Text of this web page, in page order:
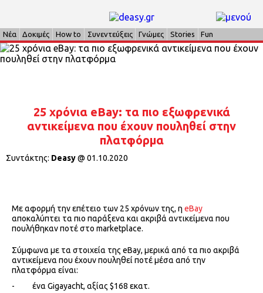
Νέα Δοκιμές How to Συνεντεύξεις Γνώμες Stories Fun
25 χρόνια eBay: τα πιο εξωφρενικά
αντικείμενα που έχουν πουληθεί στην
πλατφόρμα
Συντάκτης: Deasy@ 01.10.2020
Με αφορμή την επέτειο των 25 χρόνων της, η eBay
αποκαλύπτει τα πιο παράξενα και ακριβά αντικείμενα που
πουλήθηκαν ποτέ στο marketplace.
Σύμφωνα με τα στοιχεία της eBay, μερικά από τα πιο ακριβά
αντικείμενα που έχουν πουληθεί ποτέ μέσα από την
πλατφόρμα είναι:
- ένα Gigayacht, αξίας $168 εκατ.